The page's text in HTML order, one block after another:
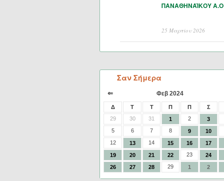
ΠΑΝΑΘΗΝΑΪΚΟΥ Α.Ο
25 Μαρτίου 2026
Σαν Σήμερα
⇐ Φεβ 2024
Δ Τ Τ Π Π
Σ
29
30 31 1 2
3
5
6 7 8 9
10
12
13 14 15 16
17
19
20 21 22 23
24
26
27 28 29 1 2